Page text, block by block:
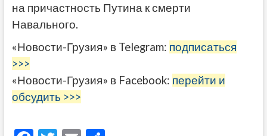
на причастность Путина к смерти
Навального.
«Новости-Грузия» в Telegram: подписаться
>>>
«Новости-Грузия» в Facebook: перейти и
обсудить >>>